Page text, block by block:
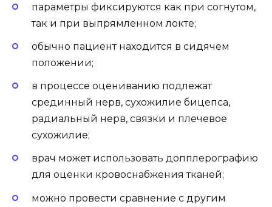
параметры фиксируются как при согнутом,
так и при выпрямленном локте;
обычно пациент находится в сидячем
положении;
в процессе оцениванию подлежат
срединный нерв, сухожилие бицепса,
радиальный нерв, связки и плечевое
сухожилие;
врач может использовать допплерографию
для оценки кровоснабжения тканей;
можно провести сравнение с другим